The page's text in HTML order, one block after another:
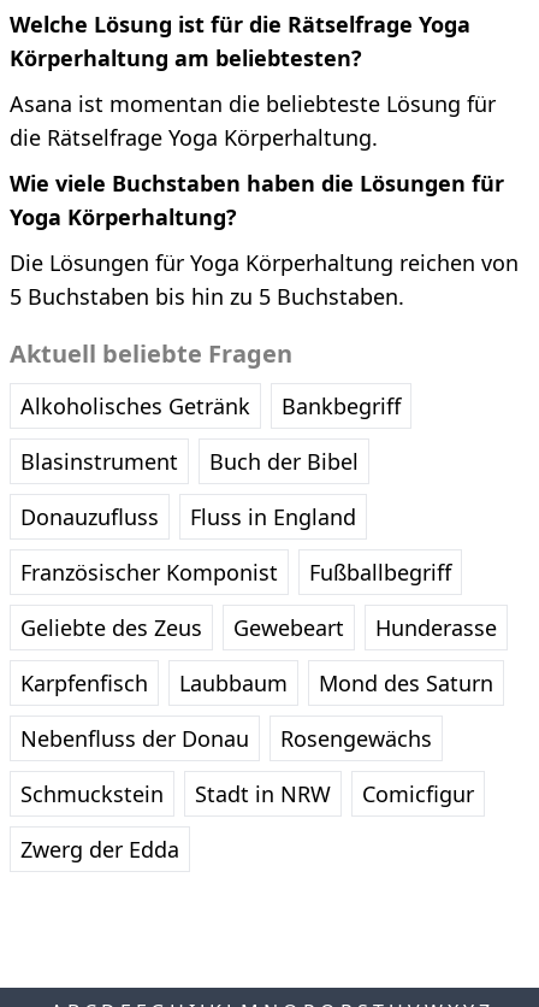
Welche Lösung ist für die Rätselfrage Yoga
Körperhaltung am beliebtesten?
Asana ist momentan die beliebteste Lösung für
die Rätselfrage Yoga Körperhaltung.
Wie viele Buchstaben haben die Lösungen für
Yoga Körperhaltung?
Die Lösungen für Yoga Körperhaltung reichen von
5 Buchstaben bis hin zu 5 Buchstaben.
Aktuell beliebte Fragen
Alkoholisches Getränk
Bankbegriff
Blasinstrument
Buch der Bibel
Donauzufluss
Fluss in England
Französischer Komponist
Fußballbegriff
Geliebte des Zeus
Gewebeart
Hunderasse
Karpfenfisch
Laubbaum
Mond des Saturn
Nebenfluss der Donau
Rosengewächs
Schmuckstein
Stadt in NRW
Comicfigur
Zwerg der Edda